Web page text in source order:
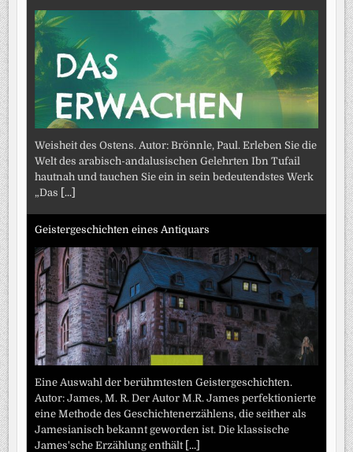
Weisheit des Ostens. Autor: Brönnle, Paul. Erleben Sie die
Welt des arabisch-andalusischen Gelehrten Ibn Tufail
hautnah und tauchen Sie ein in sein bedeutendstes Werk
„Das [...]
Geistergeschichten eines Antiquars
Eine Auswahl der berühmtesten Geistergeschichten.
Autor: James, M. R. Der Autor M.R. James perfektionierte
eine Methode des Geschichtenerzählens, die seither als
Jamesianisch bekannt geworden ist. Die klassische
James'sche Erzählung enthält [...]